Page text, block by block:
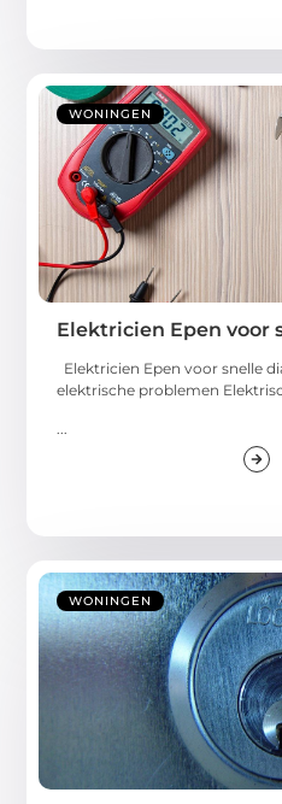
WONINGEN
Elektricien Epen voor
Elektricien Epen voor snelle
elektrische problemen
...
WONINGEN